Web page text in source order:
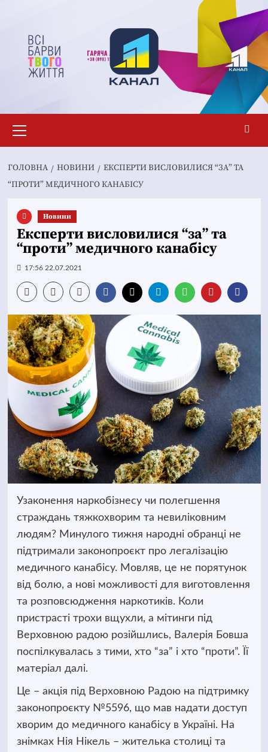
вмісту
меню
ГОЛОВНА НОВИНИ
ЕКСПЕРТИ ВИСЛОВИЛИСЯ “ЗА” ТА
“ПРОТИ” МЕДИЧНОГО КАНАБІСУ
Новини
Експерти висловилися “за” та
“проти” медичного канабісу
17:56 22.07.2021
Узаконення наркобізнесу чи полегшення
страждань тяжкохворим та невиліковним
людям? Минулого тижня народні обранці не
підтримали законопроєкт про легалізацію
медичногоканабісу. Мовляв, це не порятунок
від болю, а нові можливості для виготовлення
та розповсюдження наркотиків. Коли
пристрасті трохи вщухли, а мітинги під
Верховною радою розійшлись, Валерія Бовша
поспілкувалась з тими, хто “за” і хто “проти”. Її
матеріал далі.
Це – акція під Верховною Радою на підтримку
законопроєкту №5596, що мав надати доступ
хворим до медичного канабісу в Україні. На
знімках Нія Нікель – жителька столиці та